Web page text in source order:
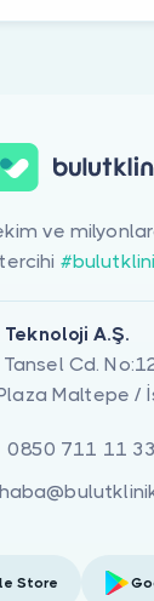
ve
tercihi
A.Ş.
Cd.
Maltepe /
0850 711 11 33
Store